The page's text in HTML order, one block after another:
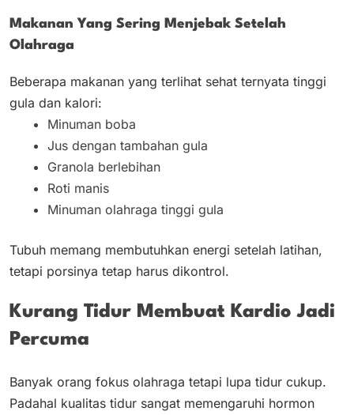
Makanan Yang Sering Menjebak Setelah
Olahraga
Beberapa makanan yang terlihat sehat ternyata tinggi
gula dan kalori:
Minuman boba
Jus dengan tambahan gula
Granola berlebihan
Roti manis
Minuman olahraga tinggi gula
Tubuh memang membutuhkan energi setelah latihan,
tetapi porsinya tetap harus dikontrol.
Kurang Tidur Membuat Kardio Jadi
Percuma
Banyak orang fokus olahraga tetapi lupa tidur cukup.
Padahal kualitas tidur sangat memengaruhi hormon